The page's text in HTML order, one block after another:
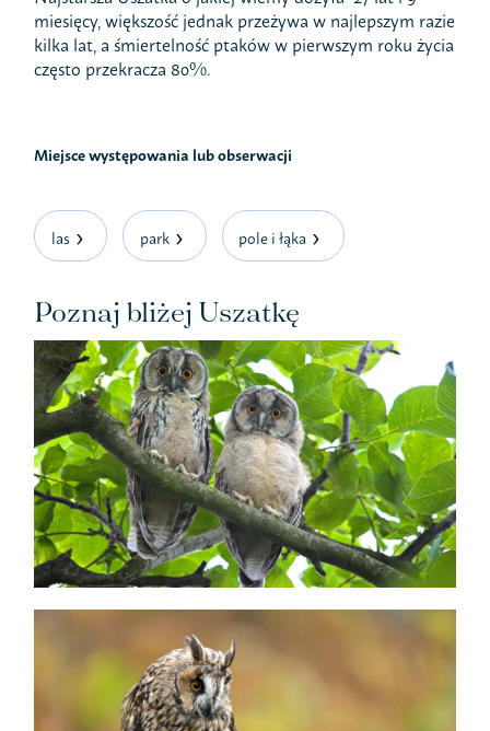
miesięcy, większość jednak przeżywa w najlepszym razie
kilka lat, a śmiertelność ptaków w pierwszym roku życia
często przekracza 80%.
Miejsce występowania lub obserwacji
las park pole i łąka
Poznaj bliżej Uszatkę